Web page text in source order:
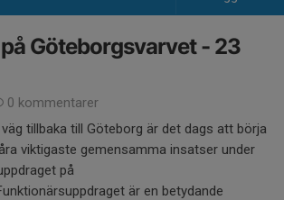
Göteborgsvarvet - 23
0 kommentarer
tillbaka till Göteborg är det dags att börja
viktigaste gemensamma insatser under
på
är en betydande